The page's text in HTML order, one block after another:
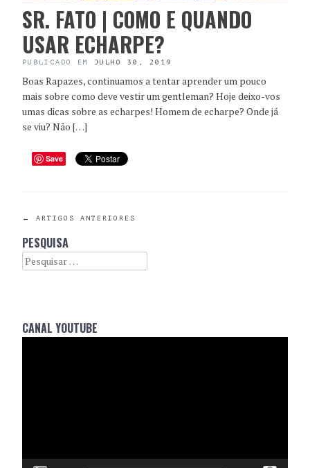
SR. FATO | COMO E QUANDO
USAR ECHARPE?
PUBLICADO EM JULHO 30, 2019
Boas Rapazes, continuamos a tentar aprender um pouco
mais sobre como deve vestir um gentleman? Hoje deixo-vos
umas dicas sobre as echarpes! Homem de echarpe? Onde já
se viu? Não […]
Save
POST
NAVIGATION
← ARTIGOS ANTERIORES
PESQUISA
Search
CANAL YOUTUBE